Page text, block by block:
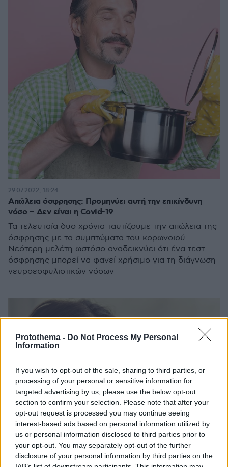
Protothema - Do Not Process My Personal
Information
If you wish to opt-out of the sale, sharing to third parties, or
processing of your personal or sensitive information for
targeted advertising by us, please use the below opt-out
section to confirm your selection. Please note that after your
opt-out request is processed you may continue seeing
interest-based ads based on personal information utilized by
us or personal information disclosed to third parties prior to
your opt-out. You may separately opt-out of the further
disclosure of your personal information by third parties on the
Απώλεια όσφρησης: Προμηνύει αυτή την επικίνδυνη
νόσο – Δεν είναι η Covid-19
Τα τελευταία δυο χρόνια ταυτίζουμε την απώλεια της
όσφρησης με τα συμπτώματα του κορωνοϊού -
Νεότερη μελέτη ωστόσο αναδεικνύει ότι ένα τεστ
όσφρησης μπορεί να φανεί χρήσιμο για τη διάγνωση
νευροεοφυλιστικών νόσων
29.07.2022, 18:24